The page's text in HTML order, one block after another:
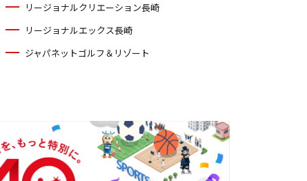
リージョナルクリエーション長崎
リージョナルエックス長崎
ジャパネットゴルフ＆リゾート